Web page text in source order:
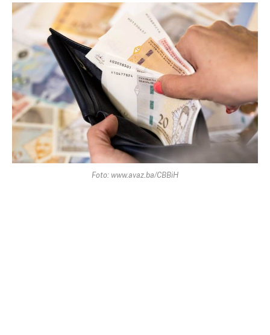
Foto: www.avaz.ba/CBBiH